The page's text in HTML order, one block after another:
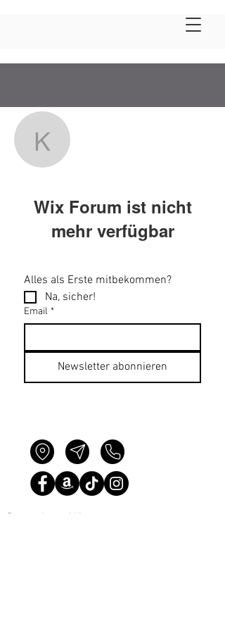
kontakt
Fachkraft BLW + 4
Wix Forum ist nicht
mehr verfügbar
Wenn Sie eine Community-App
benötigen, verwenden Sie Wix Groups.
Alles als Erste mitbekommen?
Na, sicher!
Email *
Newsletter abonnieren
Datenschutzerklärung